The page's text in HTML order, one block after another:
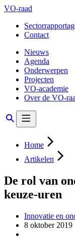
VO-raad
Contact
Nieuws
Agenda
Onderwerpen
Projecten
VO-academie
Over de VO-
Home
Artikelen
De rol van
keuze-uren
Innovatie en
8 oktober 2019